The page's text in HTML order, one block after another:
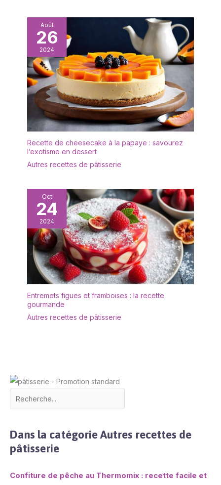
graisse, ces caissettes
tulipe moule muffins
papier ne se décolorent
pas et se détachent
facilement des gâteaux.
Placez-les dans un
moule et versez la pâte ;
elles n’adhèrent pas et
évitent le nettoyage
après cuisson. 🧁
【Emballage renforcé
pour une meilleure
protection】 Pour réduire
transport, les caissettes
boîte en kraft robuste
avec support interne.
Nous veillons à ce que
chaque client reçoive un
produit en parfait état.
valeur les couleurs et
décorations naturelles
des gâteaux. Parfait pour
la pâtisserie quotidienne,
les fêtes d’enfants, les
buffets de mariage ou la
vente à emporter en
café et boulangerie, idéal
avec des caissettes
cupcake qui subliment la
présentation. 🧁【Qualité
& Praticité】 Fabriquées
en papier alimentaire
température et anti-
tulipe moule muffins
papier ne se décolorent
pas et se détachent
facilement des gâteaux.
Placez-les dans un
moule et versez la pâte ;
elles n’adhèrent pas et
évitent le nettoyage
après cuisson. 🧁
【Emballage renforcé
pour une meilleure
les dommages lors du
Nous veillons à ce que
chaque client reçoive un
Août
26
2024
Recette de cheesecake à la papaye : savourez
l’exotisme en dessert
Autres recettes de pâtisserie
Oct
24
2024
Entremets figues et framboises : la recette
gourmande
Autres recettes de pâtisserie
Dans la catégorie Autres recettes de
pâtisserie
Confiture de pêche au Thermomix : recette facile et